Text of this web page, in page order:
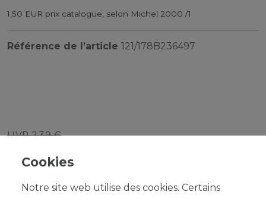
1,50 EUR prix catalogue, selon Michel 2000 /1
Référence de l’article 121/178B236497
UVP 2,39 €
Cookies
Notre site web utilise des cookies. Certains